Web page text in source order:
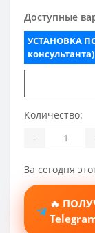
Доступные
УСТАНОВКА
консультанта)
Количество:
-
За сегодня
🔥